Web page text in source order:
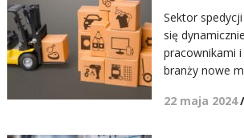
Sektor
się
pracownikami
branży nowe
22 maja 2024/